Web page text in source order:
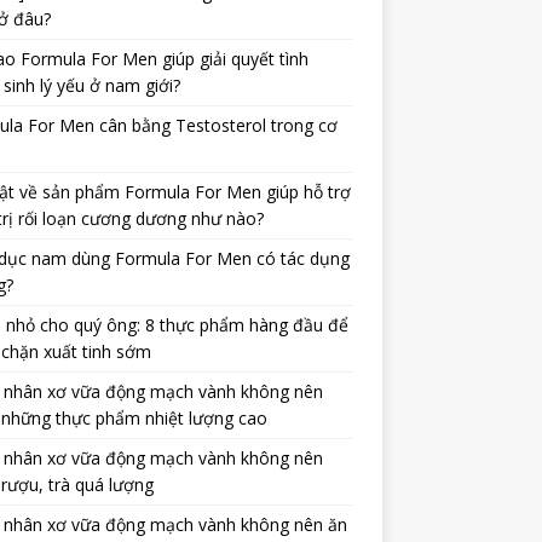
đâu?
Formula For Men giúp giải quyết tình
lý yếu ở nam giới?
For Men cân bằng Testosterol trong cơ
về sản phẩm Formula For Men giúp hỗ trợ
rối loạn cương dương như nào?
nam dùng Formula For Men có tác dụng
nhỏ cho quý ông: 8 thực phẩm hàng đầu để
xuất tinh sớm
xơ vữa động mạch vành không nên
thực phẩm nhiệt lượng cao
xơ vữa động mạch vành không nên
trà quá lượng
xơ vữa động mạch vành không nên ăn